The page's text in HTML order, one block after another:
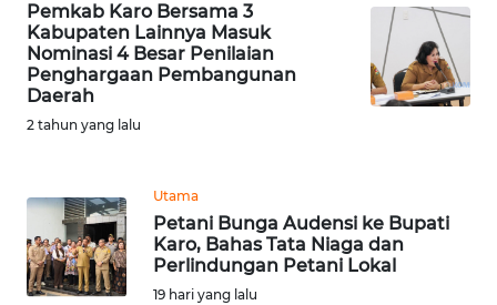
Pemkab Karo Bersama 3
Kabupaten Lainnya Masuk
Nominasi 4 Besar Penilaian
Penghargaan Pembangunan
Daerah
2 tahun yang lalu
Utama
Petani Bunga Audensi ke Bupati
Karo, Bahas Tata Niaga dan
Perlindungan Petani Lokal
19 hari yang lalu
WN
MAJALENGKA
WN
SUBANG
SUKABUMI
WN
PURWAKARTA